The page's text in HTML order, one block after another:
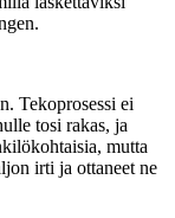
Tekoprosessi ei
tosi rakas, ja
mutta
irti ja ottaneet ne